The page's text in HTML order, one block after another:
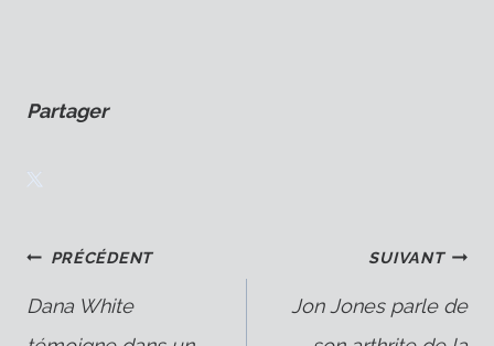
Partager
Navigation
PRÉCÉDENT
Dana White
SUIVANT
Jon Jones parle de